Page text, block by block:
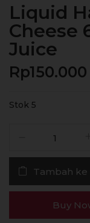
Liquid
Cheese
Juice
Rp150.000
Stok 5
Happi
Krunch
V5
Tambah ke
Buy